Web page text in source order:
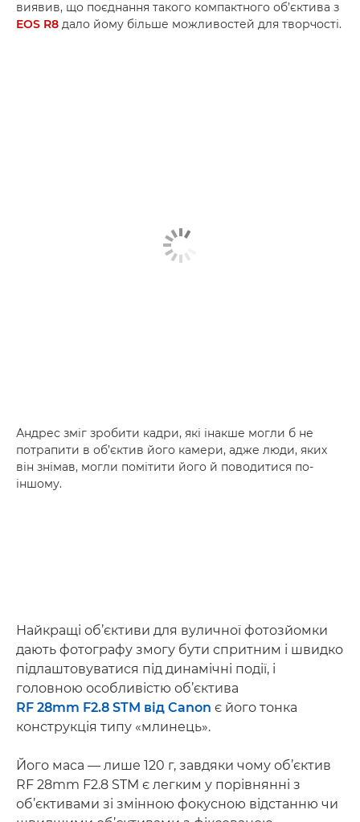
виявив, що поєднання такого компактного об’єктива з
EOS R8 дало йому більше можливостей для творчості.
Андрес зміг зробити кадри, які інакше могли б не
потрапити в об’єктив його камери, адже люди, яких
він знімав, могли помітити його й поводитися по-
іншому.
Найкращі об’єктиви для вуличної фотозйомки
дають фотографу змогу бути спритним і швидко
підлаштовуватися під динамічні події, і
головною особливістю об’єктива
RF 28mm F2.8 STM від Canon є його тонка
конструкція типу «млинець».
Його маса — лише 120 г, завдяки чому об’єктив
RF 28mm F2.8 STM є легким у порівнянні з
об’єктивами зі змінною фокусною відстанню чи